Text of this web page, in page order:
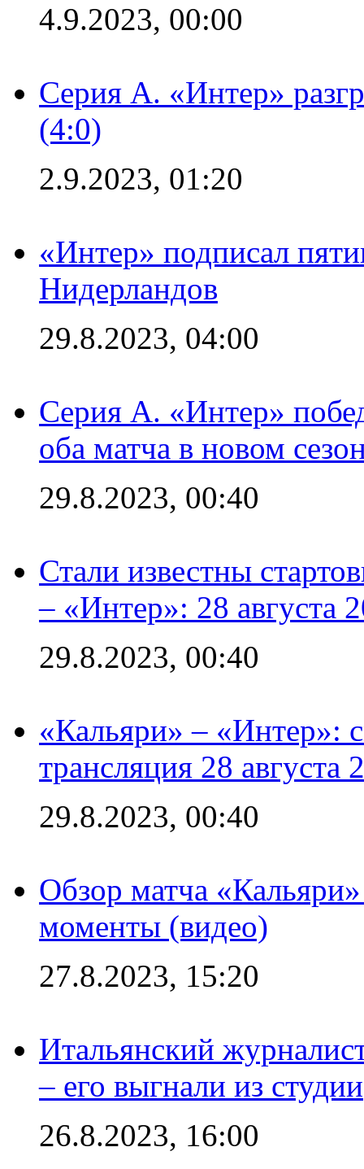
4.9.2023, 00:00
Серия А. «Интер»
(4:0)
2.9.2023, 01:20
«Интер» подписал
Нидерландов
29.8.2023, 04:00
Серия А. «Интер»
оба матча в новом
29.8.2023, 00:40
Стали известны
– «Интер»: 28 августа
29.8.2023, 00:40
«Кальяри» – «Интер»:
трансляция 28 августа
29.8.2023, 00:40
Обзор матча
моменты (видео)
27.8.2023, 15:20
Итальянский
– его выгнали из студии
26.8.2023, 16:00